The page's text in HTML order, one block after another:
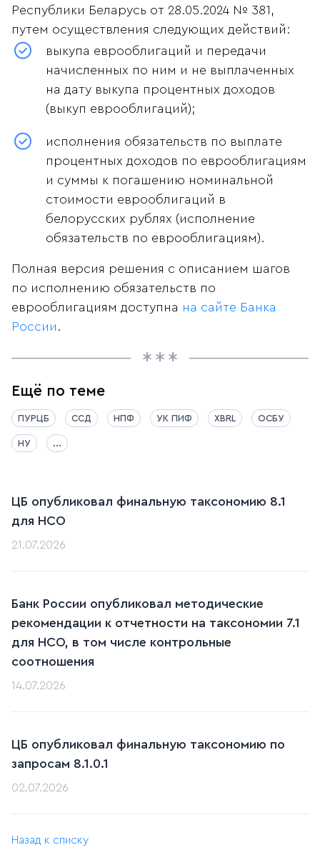
Республики Беларусь от 28.05.2024 № 381,
путем осуществления следующих действий:
выкупа еврооблигаций и передачи
начисленных по ним и не выплаченных
на дату выкупа процентных доходов
(выкуп еврооблигаций);
исполнения обязательств по выплате
процентных доходов по еврооблигациям
и суммы к погашению номинальной
стоимости еврооблигаций в
белорусских рублях (исполнение
обязательств по еврооблигациям).
Полная версия решения с описанием шагов
по исполнению обязательств по
еврооблигациям доступна на сайте Банка
России .
Ещё по теме
ПУРЦБ ССД НПФ УК ПИФ XBRL ОСБУ
НУ ...
ЦБ опубликовал финальную таксономию 8.1
для НСО
21.07.2026
Банк России опубликовал методические
рекомендации к отчетности на таксономии 7.1
для НСО, в том числе контрольные
соотношения
14.07.2026
ЦБ опубликовал финальную таксономию по
запросам 8.1.0.1
02.07.2026
Назад к списку